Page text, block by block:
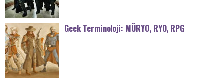
Geek Terminoloji: MÜRYO, RYO, RPG